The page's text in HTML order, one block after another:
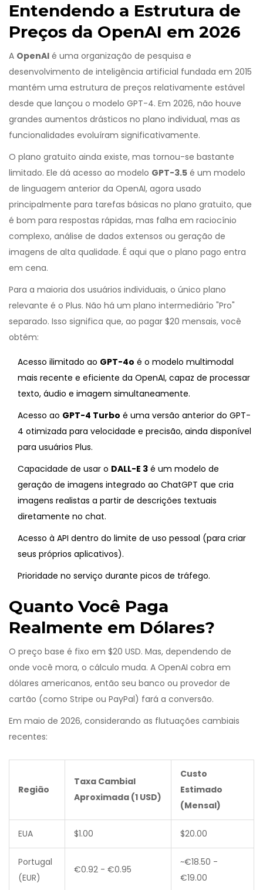
Entendendo a Estrutura de
Preços da OpenAI em 2026
A OpenAI é uma organização de pesquisa e
desenvolvimento de inteligência artificial fundada em 2015
mantém uma estrutura de preços relativamente estável
desde que lançou o modelo GPT-4. Em 2026, não houve
grandes aumentos drásticos no plano individual, mas as
funcionalidades evoluíram significativamente.
O plano gratuito ainda existe, mas tornou-se bastante
limitado. Ele dá acesso ao modelo GPT-3.5 é um modelo
de linguagem anterior da OpenAI, agora usado
principalmente para tarefas básicas no plano gratuito, que
é bom para respostas rápidas, mas falha em raciocínio
complexo, análise de dados extensos ou geração de
imagens de alta qualidade. É aqui que o plano pago entra
em cena.
Para a maioria dos usuários individuais, o único plano
relevante é o Plus. Não há um plano intermediário "Pro"
separado. Isso significa que, ao pagar $20 mensais, você
obtém:
Acesso ilimitado ao GPT-4o é o modelo multimodal
mais recente e eficiente da OpenAI, capaz de processar
texto, áudio e imagem simultaneamente.
Acesso ao GPT-4 Turbo é uma versão anterior do GPT-
4 otimizada para velocidade e precisão, ainda disponível
para usuários Plus.
Capacidade de usar o DALL-E 3 é um modelo de
geração de imagens integrado ao ChatGPT que cria
imagens realistas a partir de descrições textuais
diretamente no chat.
Acesso à API dentro do limite de uso pessoal (para criar
seus próprios aplicativos).
Prioridade no serviço durante picos de tráfego.
Quanto Você Paga
Realmente em Dólares?
O preço base é fixo em $20 USD. Mas, dependendo de
onde você mora, o cálculo muda. A OpenAI cobra em
dólares americanos, então seu banco ou provedor de
cartão (como Stripe ou PayPal) fará a conversão.
Em maio de 2026, considerando as flutuações cambiais
recentes:
Região
Taxa Cambial
Aproximada (1 USD)
Custo
Estimado
(Mensal)
EUA $1.00 $20.00
Portugal
(EUR)
€0.92 - €0.95
~€18.50 -
€19.00